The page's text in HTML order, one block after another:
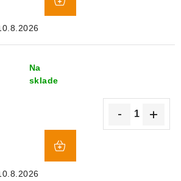
Na
sklade